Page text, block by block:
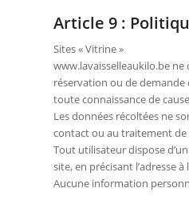
Article 9 :
Sites « Vitrine »
www.lavaisselleaukilo.be
réservation ou de demande
toute connaissance de
Les données récoltées ne
contact ou au traitement de
Tout utilisateur dispose
site, en précisant l’adresse
Aucune information